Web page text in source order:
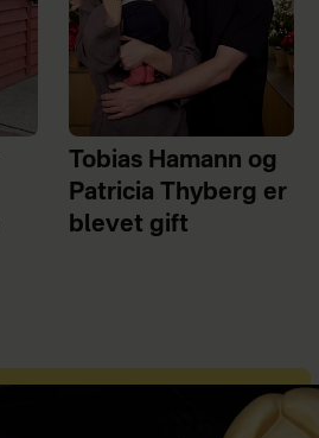
Tobias Hamann og
Patricia Thyberg er
blevet gift